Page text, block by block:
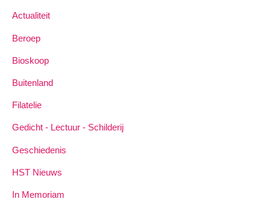
Actualiteit
Beroep
Bioskoop
Buitenland
Filatelie
Gedicht - Lectuur - Schilderij
Geschiedenis
HST Nieuws
In Memoriam